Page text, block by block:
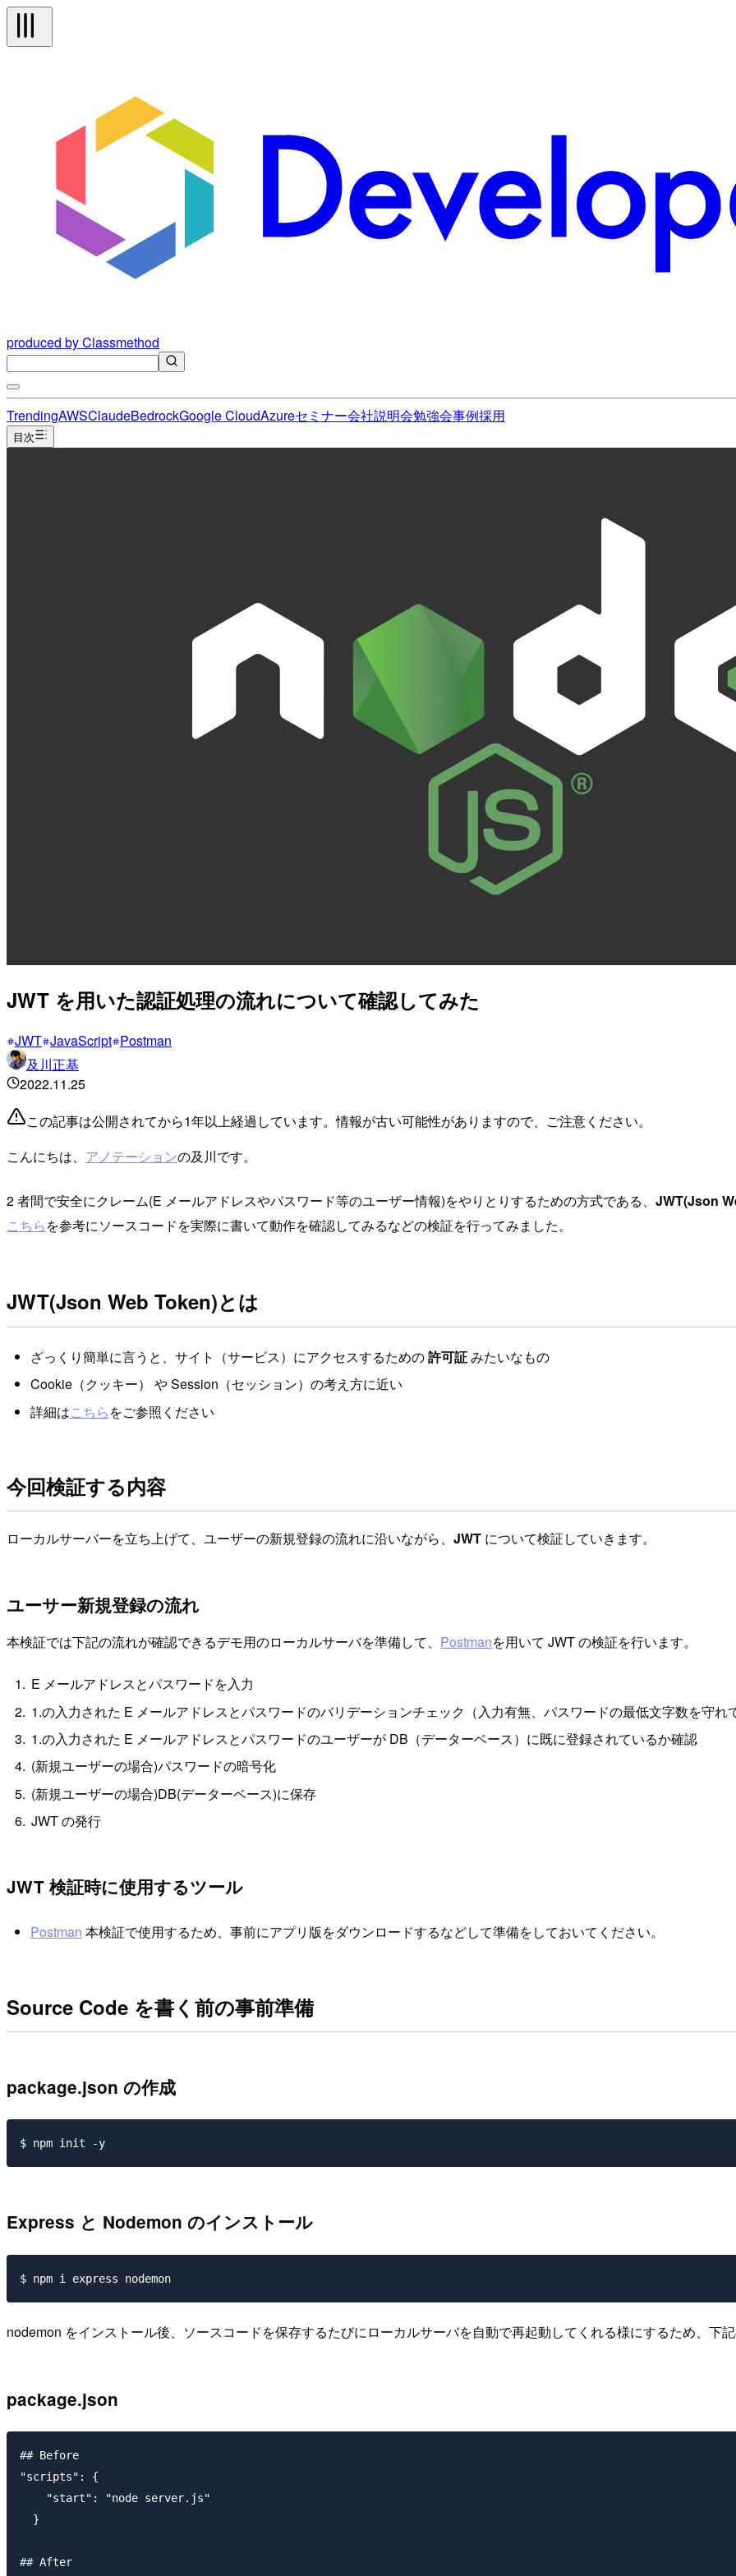
produced by Classmethod
TrendingAWSClaudeBedrockGoogle CloudAzureセミナー会社説明会勉強会事例採用
目次
JWT を用いた認証処理の流れについて確認してみた
JWT JavaScript Postman
及川正基
2022.11.25
この記事は公開されてから1年以上経過しています。情報が古い可能性がありますので、ご注意ください。
こんにちは、 アノテーションの及川です。
2 者間で安全にクレーム(E メールアドレスやパスワード等のユーザー情報)をやりとりするための方式である、 JWT(Json
こちらを参考にソースコードを実際に書いて動作を確認してみるなどの検証を行ってみました。
JWT(Json Web Token)とは
ざっくり簡単に言うと、サイト（サービス）にアクセスするための許可証みたいなもの
Cookie（クッキー） や Session（セッション）の考え方に近い
詳細はこちらをご参照ください
今回検証する内容
ローカルサーバーを立ち上げて、ユーザーの新規登録の流れに沿いながら、 JWT について検証していきます。
ユーサー新規登録の流れ
本検証では下記の流れが確認できるデモ用のローカルサーバを準備して、 Postmanを用いて JWT の検証を行います。
E メールアドレスとパスワードを入力
1.の入力された E メールアドレスとパスワードのバリデーションチェック（入力有無、パスワードの最低文字数を守れ
1.の入力された E メールアドレスとパスワードのユーザーが DB（データーベース）に既に登録されているか確認
(新規ユーザーの場合)パスワードの暗号化
(新規ユーザーの場合)DB(データーベース)に保存
JWT の発行
JWT 検証時に使用するツール
Postman 本検証で使用するため、事前にアプリ版をダウンロードするなどして準備をしておいてください。
Source Code を書く前の事前準備
package.json の作成
Express と Nodemon のインストール
nodemon をインストール後、ソースコードを保存するたびにローカルサーバを自動で再起動してくれる様にするため、下
package.json
## Before
"scripts": {
    "start": "node server.js"
  }
## After